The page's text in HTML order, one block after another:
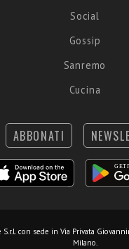
Social
Gossip
Sanremo
Cucina
ABBONATI
con sede in Via Privata
Milano.